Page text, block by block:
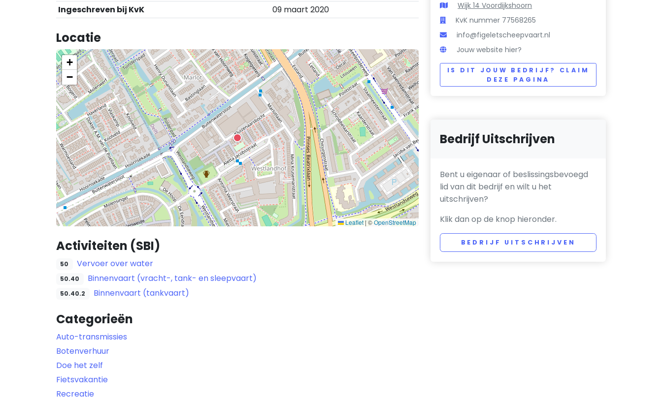
Ingeschreven bij KvK
09 maart 2020
Locatie
+
−
Leaflet | ©OpenStreetMap
Activiteiten (SBI)
50 Vervoer over water
50.40 Binnenvaart (vracht-, tank- en sleepvaart)
50.40.2 Binnenvaart (tankvaart)
Categorieën
Auto-transmissies
Botenverhuur
Doe het zelf
Fietsvakantie
Recreatie
Wijk 14 Voordijkshoorn
KvK nummer 77568265
info@figeletscheepvaart.nl
Jouw website hier?
IS DIT JOUW BEDRIJF? CLAIM
DEZE PAGINA
Bedrijf Uitschrijven
Bent u eigenaar of beslissingsbevoegd
lid van dit bedrijf en wilt u het
uitschrijven?
Klik dan op de knop hieronder.
BEDRIJF UITSCHRIJVEN